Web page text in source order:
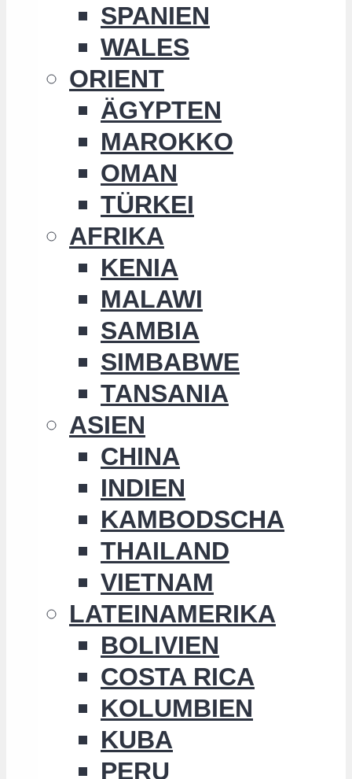
SPANIEN
WALES
ORIENT
ÄGYPTEN
MAROKKO
OMAN
TÜRKEI
AFRIKA
KENIA
MALAWI
SAMBIA
SIMBABWE
TANSANIA
ASIEN
CHINA
INDIEN
KAMBODSCHA
THAILAND
VIETNAM
LATEINAMERIKA
BOLIVIEN
COSTA RICA
KOLUMBIEN
KUBA
PERU